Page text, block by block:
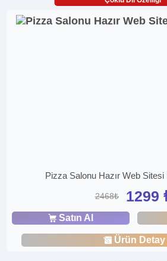
Pizza Salonu Hazır Web
2468₺ 1299
Satın Al
Ürün Detay